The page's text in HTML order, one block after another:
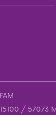
15100 / 57073